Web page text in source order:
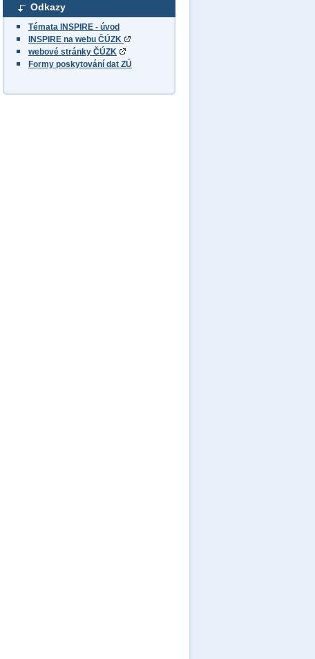
Odkazy
Témata INSPIRE - úvod
INSPIRE na webu ČÚZK
webové stránky ČÚZK
Formy poskytování dat ZÚ